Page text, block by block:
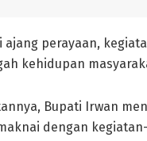
ajang perayaan,
kehidupan
Bupati Irwan
dengan